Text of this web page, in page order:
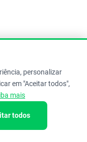
personalizar
em "Aceitar todos",
mais
todos